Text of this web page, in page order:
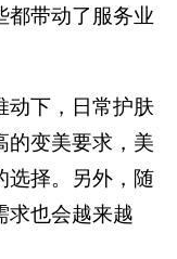
都带动了服务业
动下，日常护肤
的变美要求，美
选择。另外，随
求也会越来越